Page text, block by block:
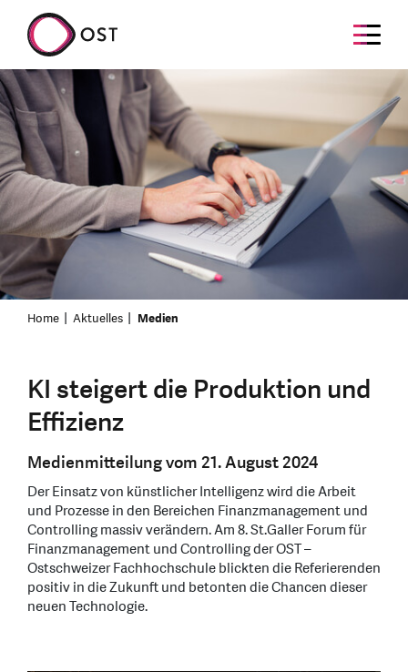
Home Aktuelles Medien
KI steigert die Produktion und
Effizienz
Medienmitteilung vom 21. August 2024
Der Einsatz von künstlicher Intelligenz wird die Arbeit
und Prozesse in den Bereichen Finanzmanagement und
Controlling massiv verändern. Am 8. St.Galler Forum für
Finanzmanagement und Controlling der OST –
Ostschweizer Fachhochschule blickten die Referierenden
positiv in die Zukunft und betonten die Chancen dieser
neuen Technologie.